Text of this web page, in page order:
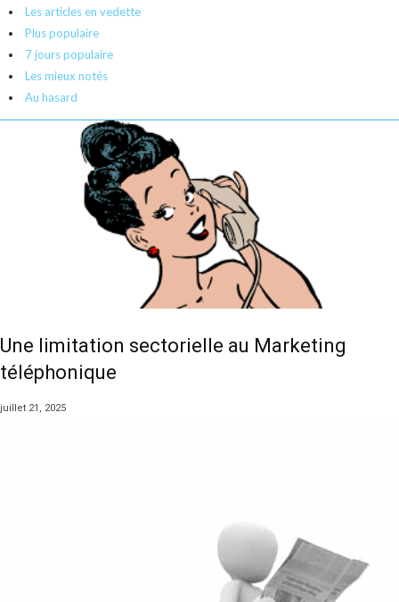
Les articles en vedette
Plus populaire
7 jours populaire
Les mieux notés
Au hasard
Une limitation sectorielle au Marketing
téléphonique
juillet 21, 2025